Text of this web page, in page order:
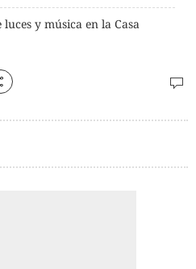
y música en la Casa